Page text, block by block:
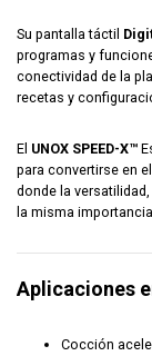
Su pantalla táctil
programas y
conectividad de la
recetas y
El UNOX SPEED-X™
para convertirse en
donde la
la misma
Aplicaciones
Cocción